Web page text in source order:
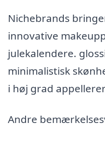
Nichebrands
innovative
julekalendere.
minimalistisk
i høj grad
Andre